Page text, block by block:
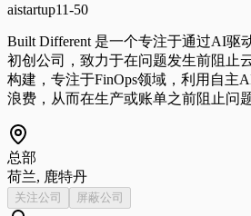
aistartup11-50
Built Different 是一个专注于通过AI驱
初创公司，致力于在问题发生前阻止
构建，专注于FinOps领域，利用自主
浪费，从而在生产或账单之前阻止问
总部
荷兰, 鹿特丹
关注公司 屏蔽公司